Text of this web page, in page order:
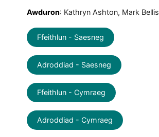
Awduron: Kathryn Ashton, Mark Bellis
Ffeithlun - Saesneg
Adroddiad - Saesneg
Ffeithlun - Cymraeg
Adroddiad - Cymraeg